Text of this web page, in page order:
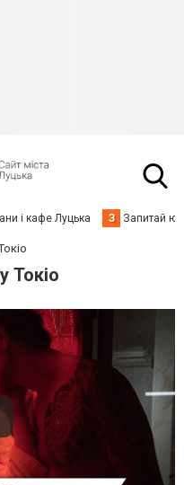
і кафе Луцька З Запитай
Токіо